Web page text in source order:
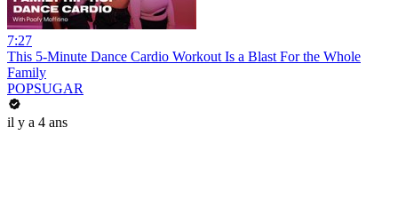
7:27
This 5-Minute Dance Cardio Workout Is a Blast For the Whole
Family
POPSUGAR
il y a 4 ans